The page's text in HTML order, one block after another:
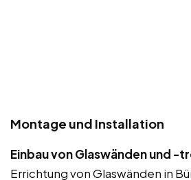
Montage und Installation
Einbau von Glaswänden und -
Errichtung von Glaswänden in